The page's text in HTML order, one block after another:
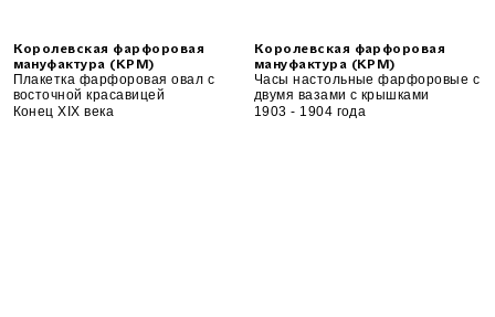
Королевская фарфоровая
мануфактура (KPM)
Плакетка фарфоровая овал с
восточной красавицей
Конец XIX века
Королевская фарфоровая
мануфактура (KPM)
Часы настольные фарфоровые с
двумя вазами с крышками
1903 - 1904 года